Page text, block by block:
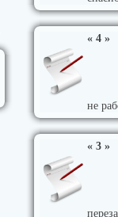
« 4 »
не
« 3 »